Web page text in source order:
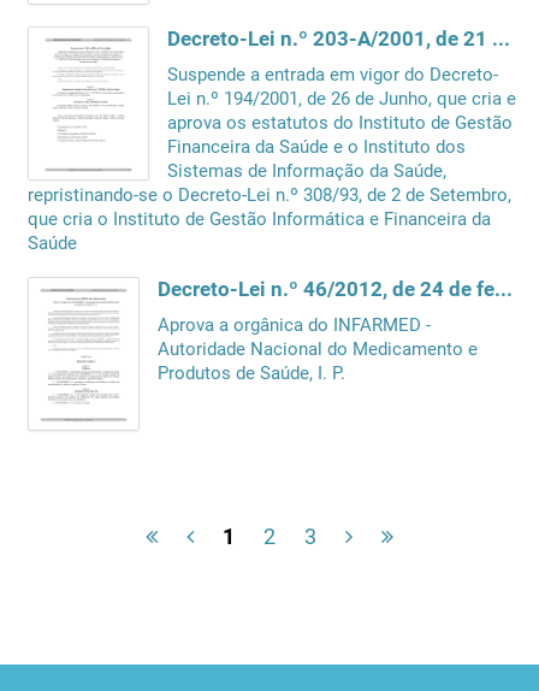
Decreto-Lei n.º 203-A/2001, de 21 de Julho
Suspende a entrada em vigor do Decreto-
Lei n.º 194/2001, de 26 de Junho, que cria e
aprova os estatutos do Instituto de Gestão
Financeira da Saúde e o Instituto dos
Sistemas de Informação da Saúde,
repristinando-se o Decreto-Lei n.º 308/93, de 2 de Setembro,
que cria o Instituto de Gestão Informática e Financeira da
Saúde
Decreto-Lei n.º 46/2012, de 24 de fevereiro
Aprova a orgânica do INFARMED -
Autoridade Nacional do Medicamento e
Produtos de Saúde, I. P.
1 2 3